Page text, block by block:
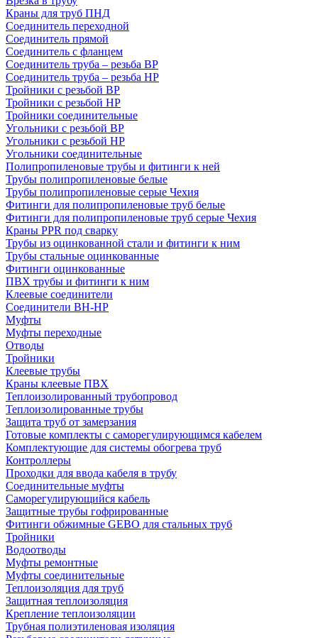
Краны для труб ПНД
Соединитель переходной
Соединитель прямой
Соединитель с фланцем
Соединитель труба – резьба ВР
Соединитель труба – резьба НР
Тройники с резьбой ВР
Тройники с резьбой НР
Тройники соединительные
Угольники с резьбой ВР
Угольники с резьбой НР
Угольники соединительные
Полипропиленовые трубы и фитинги к ней
Трубы полипропиленовые белые
Трубы полипропиленовые серые Чехия
Фитинги для полипропиленовые труб белые
Фитинги для полипропиленовые труб серые Чехия
Краны PPR под сварку
Трубы из оцинкованной стали и фитинги к ним
Трубы стальные оцинкованные
Фитинги оцинкованные
ПВХ трубы и фитинги к ним
Клеевые соединители
Соединители ВН-НР
Муфты
Муфты переходные
Отводы
Тройники
Клеевые трубы
Краны клеевые ПВХ
Теплоизолированный трубопровод
Теплоизолированные трубы
Защита труб от замерзания
Готовые комплекты с саморегулирующимся кабелем
Комплектующие для системы обогрева труб
Контроллеры
Проходки для ввода кабеля в трубу
Соединительные муфты
Саморегулирующийся кабель
Защитные трубы гофрированные
Фитинги обжимные GEBO для стальных труб
Тройники
Водоотводы
Муфты ремонтные
Муфты соединительные
Теплоизоляция для труб
Защитная теплоизоляция
Крепление теплоизоляции
Трубная полиэтиленовая изоляция